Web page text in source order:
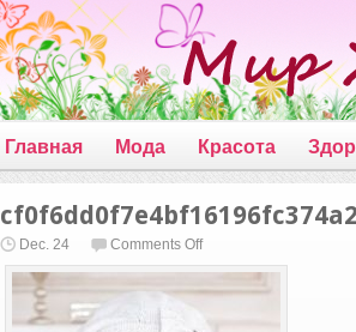
Главная Мода Красота
Dec. 24 Comments Offon